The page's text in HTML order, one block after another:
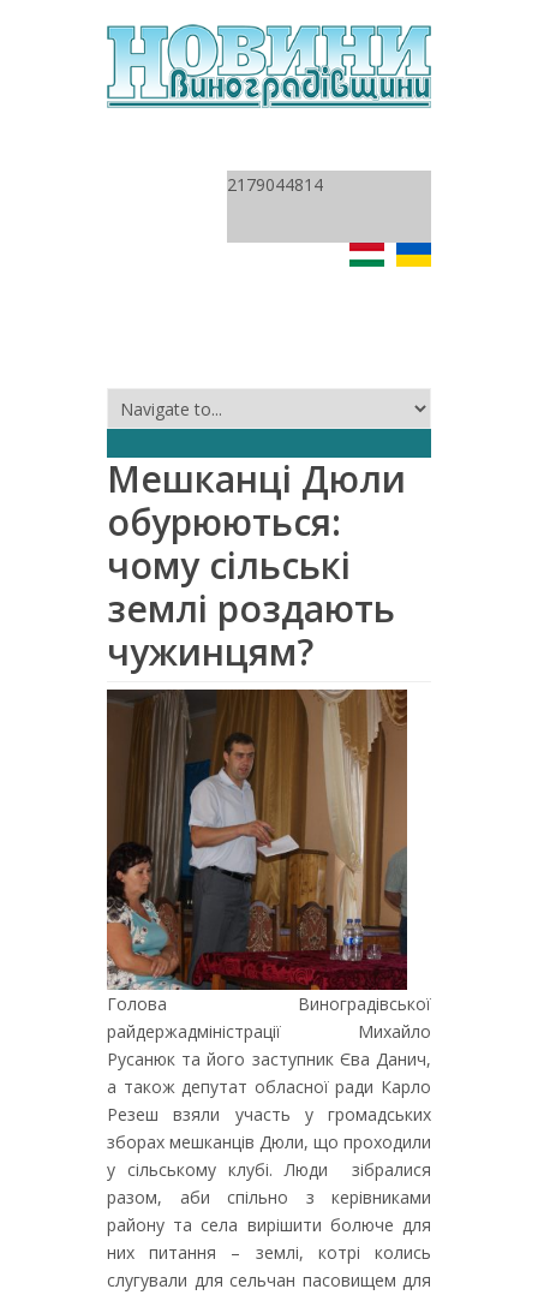
2179044814
Мешканці Дюли
обурюються:
чому сільські
землі роздають
чужинцям?
Голова Виноградівської
райдержадміністрації Михайло
Русанюк та його заступник Єва Данич,
а також депутат обласної ради Карло
Резеш взяли участь у громадських
зборах мешканців Дюли, що проходили
у сільському клубі. Люди зібралися
разом, аби спільно з керівниками
району та села вирішити болюче для
них питання – землі, котрі колись
слугували для сельчан пасовищем для